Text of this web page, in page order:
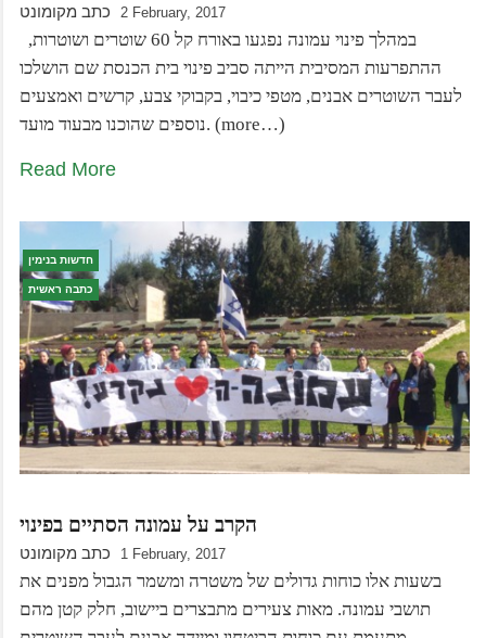
כתב מקומונט 2 February, 2017
ההתפרעות המסיבית הייתה סביב פינוי בית הכנסת שם הושלכו
לעבר השוטרים אבנים, מטפי כיבוי, בקבוקי צבע, קרשים ואמצעים
נוספים שהוכנו מבעוד מועד. (more…)
Read More
חדשות בנימין
כתבה ראשית
הקרב על עמונה הסתיים בפינוי
כתב מקומונט 1 February, 2017
בשעות אלו כוחות גדולים של משטרה ומשמר הגבול מפנים את
תושבי עמונה. מאות צעירים מתבצרים ביישוב, חלק קטן מהם